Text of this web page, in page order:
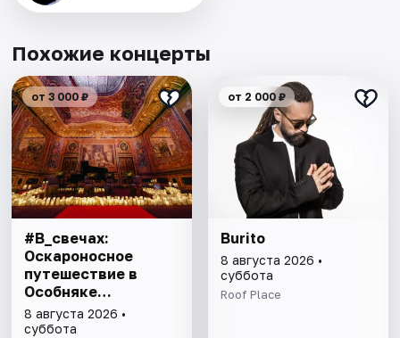
Похожие концерты
от 3 000 ₽
#В_свечах:
Оскароносное
путешествие в
Особняке
Половцова
8 августа 2026 •
суббота
от 2 000 ₽
Burito
8 августа 2026 •
суббота
Roof Place